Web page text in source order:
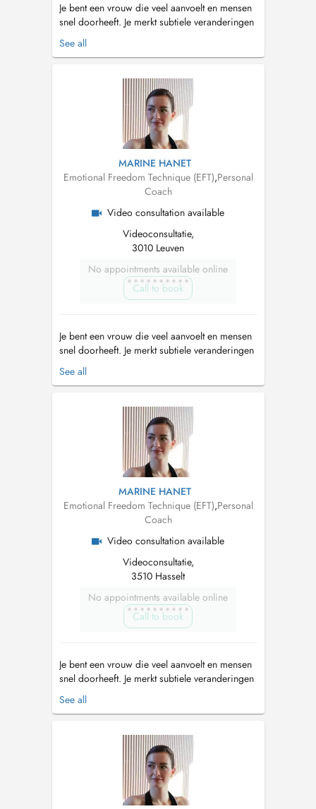
Je bent een vrouw die veel aanvoelt en mensen
snel doorheeft. Je merkt subtiele veranderingen
in energie, afstand of gedrag, vaak nog vóór er
iets uitgesproken wordt. Net omdat je zo
naar duidelijkheid. Je weet dat je overdenkt,
maar het voelt alsof ...
See all
MARINE HANET
Emotional Freedom Technique (EFT),Personal
Coach
Video consultation available
Videoconsultatie,
3010 Leuven
No appointments available online
Call to book
Je bent een vrouw die veel aanvoelt en mensen
snel doorheeft. Je merkt subtiele veranderingen
in energie, afstand of gedrag, vaak nog vóór er
iets uitgesproken wordt. Net omdat je zo
naar duidelijkheid. Je weet dat je overdenkt,
maar het voelt alsof ...
See all
MARINE HANET
Emotional Freedom Technique (EFT),Personal
Coach
Video consultation available
Videoconsultatie,
3510 Hasselt
No appointments available online
Call to book
Je bent een vrouw die veel aanvoelt en mensen
snel doorheeft. Je merkt subtiele veranderingen
in energie, afstand of gedrag, vaak nog vóór er
iets uitgesproken wordt. Net omdat je zo
naar duidelijkheid. Je weet dat je overdenkt,
maar het voelt alsof ...
See all